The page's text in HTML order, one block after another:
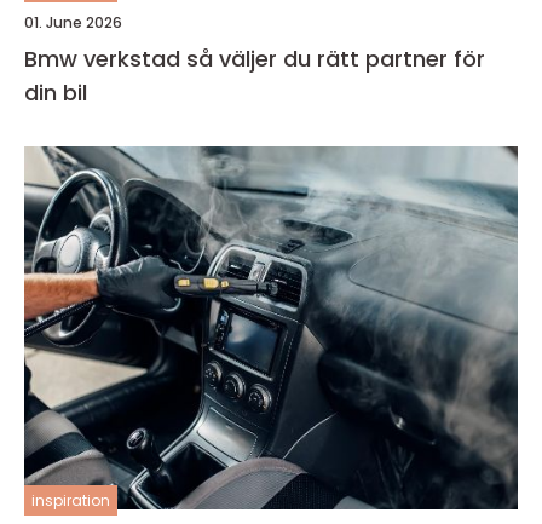
01. June 2026
Bmw verkstad så väljer du rätt partner för
din bil
inspiration